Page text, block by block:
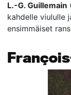
L.-G. Guillemain
kahdelle viululle
ensimmäiset